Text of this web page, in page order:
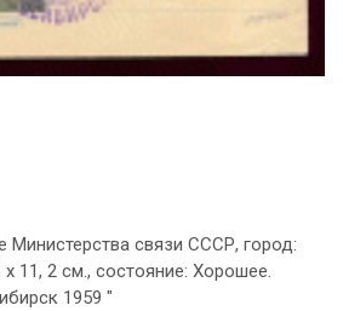
Министерства связи СССР, город:
11, 2 см., состояние: Хорошее.
1959 "